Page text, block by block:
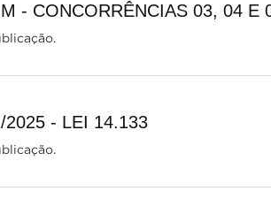
- CONCORRÊNCIAS 03, 04 E
2025 - LEI 14.133